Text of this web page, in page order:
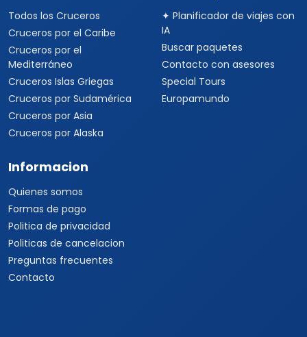
Todos los Cruceros
Cruceros por el Caribe
Cruceros por el
Mediterráneo
Cruceros Islas Griegas
Cruceros por Sudamérica
Cruceros por Asia
Cruceros por Alaska
✦ Planificador de viajes con
IA
Buscar paquetes
Contacto con asesores
Special Tours
Europamundo
Informacion
Quienes somos
Formas de pago
Politica de privacidad
Politicas de cancelacion
Preguntas frecuentes
Contacto